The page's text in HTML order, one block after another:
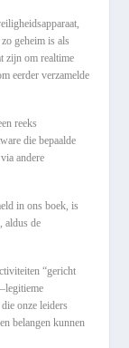
geheim is als
zijn om realtime
eerder verzamelde
reeks
die bepaalde
andere
in ons boek, is
aldus de
“gericht
onze leiders
belangen kunnen